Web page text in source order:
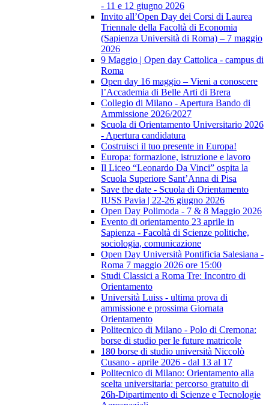
- 11 e 12 giugno 2026
Invito all’Open Day dei Corsi di Laurea
Triennale della Facoltà di Economia
(Sapienza Università di Roma) – 7 maggio
2026
9 Maggio | Open day Cattolica - campus di
Roma
Open day 16 maggio – Vieni a conoscere
l’Accademia di Belle Arti di Brera
Collegio di Milano - Apertura Bando di
Ammissione 2026/2027
Scuola di Orientamento Universitario 2026
- Apertura candidatura
Costruisci il tuo presente in Europa!
Europa: formazione, istruzione e lavoro
Il Liceo “Leonardo Da Vinci” ospita la
Scuola Superiore Sant’Anna di Pisa
Save the date - Scuola di Orientamento
IUSS Pavia | 22-26 giugno 2026
Open Day Polimoda - 7 & 8 Maggio 2026
Evento di orientamento 23 aprile in
Sapienza - Facoltà di Scienze politiche,
sociologia, comunicazione
Open Day Università Pontificia Salesiana -
Roma 7 maggio 2026 ore 15:00
Studi Classici a Roma Tre: Incontro di
Orientamento
Università Luiss - ultima prova di
ammissione e prossima Giornata
Orientamento
Politecnico di Milano - Polo di Cremona:
borse di studio per le future matricole
180 borse di studio università Niccolò
Cusano - aprile 2026 - dal 13 al 17
Politecnico di Milano: Orientamento alla
scelta universitaria: percorso gratuito di
26h-Dipartimento di Scienze e Tecnologie